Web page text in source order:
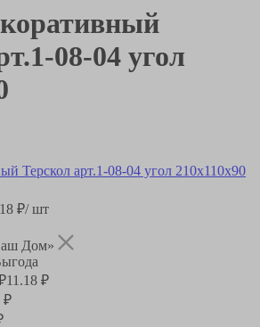
08-04 угол
₽/ шт
Дом»
11.18 ₽
₽